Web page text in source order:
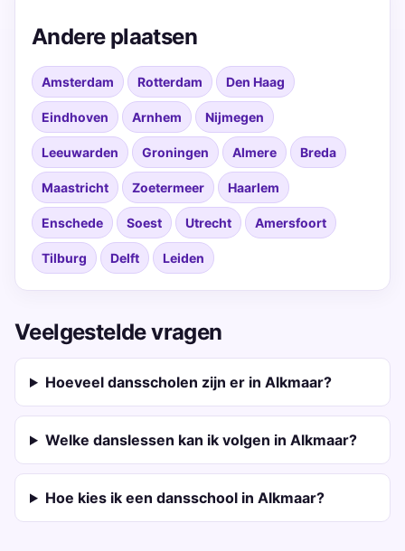
Andere plaatsen
Amsterdam Rotterdam Den Haag
Eindhoven Arnhem Nijmegen
Leeuwarden Groningen Almere Breda
Maastricht Zoetermeer Haarlem
Enschede Soest Utrecht Amersfoort
Tilburg Delft Leiden
Veelgestelde vragen
Hoeveel dansscholen zijn er in Alkmaar?
Welke danslessen kan ik volgen in Alkmaar?
Hoe kies ik een dansschool in Alkmaar?